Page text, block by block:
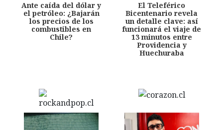
Ante caída del dólar y
el petróleo: ¿Bajarán
los precios de los
combustibles en
Chile?
El Teleférico
Bicentenario revela
un detalle clave: así
funcionará el viaje de
13 minutos entre
Providencia y
Huechuraba